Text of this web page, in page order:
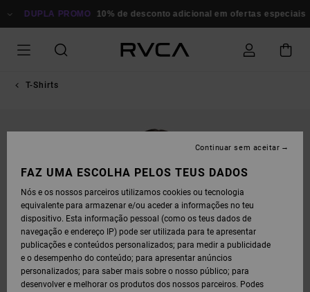
PARA DUPLA PROMO 10% de desconto adicional em ofertas especiais
T-Shirts
FAZ UMA ESCOLHA PELOS TEUS DADOS
Nós e os nossos parceiros utilizamos cookies ou tecnologia
equivalente para armazenar e/ou aceder a informações no teu
dispositivo. Esta informação pessoal (como os teus dados de
navegação e endereço IP) pode ser utilizada para te apresentar
publicações e conteúdos personalizados; para medir a publicidade
e o desempenho do conteúdo; para apresentar anúncios
personalizados; para saber mais sobre o nosso público; para
desenvolver e melhorar os produtos dos nossos parceiros. Podes
Continuar sem aceitar